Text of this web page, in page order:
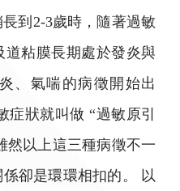
到2-3歲時，隨著過敏
道粘膜長期處於發炎與
、氣喘的病徵開始出
狀就叫做 “過敏原引
然以上這三種病徵不一
卻是環環相扣的。 以